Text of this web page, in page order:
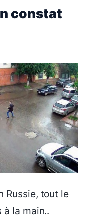
constat
Russie, tout le
à la main..